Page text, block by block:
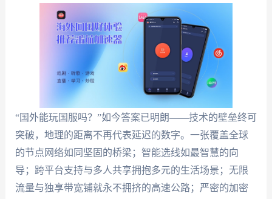
“国外能玩国服吗？”如今答案已明朗——技术的壁垒终可
突破，地理的距离不再代表延迟的数字。一张覆盖全球
的节点网络如同坚固的桥梁；智能选线如最智慧的向
导；跨平台支持与多人共享拥抱多元的生活场景；无限
流量与独享带宽铺就永不拥挤的高速公路；严密的加密